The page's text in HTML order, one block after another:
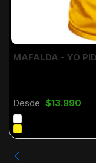
MAFALDA - YO
Desde $13.990